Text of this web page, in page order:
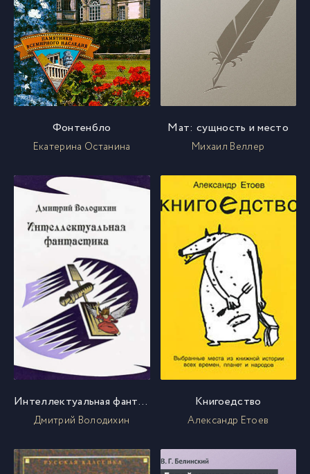
Фонтенбло
Екатерина Останина
Мат: сущность и место
Михаил Веллер
Интеллектуальная фантастика
Дмитрий Володихин
Книгоедство
Александр Етоев